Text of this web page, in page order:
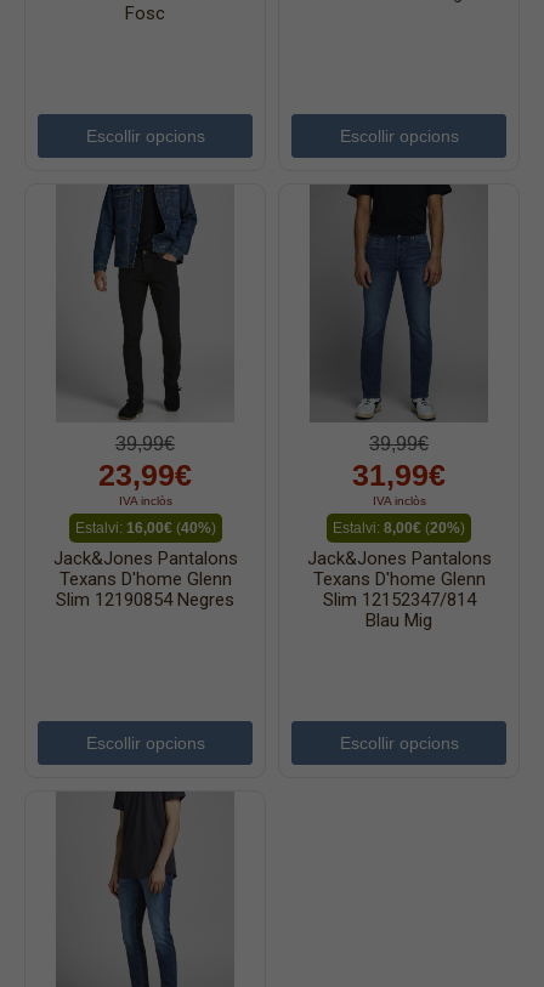
Bufandes i mocadors
Calçat
Gavardina estiu home
Gavardina hivern home
Mitjons
Pana dona
Roba interior
Fosc
Escollir opcions Escollir opcions
39,99€
23,99€
IVA inclòs
Estalvi: 16,00€(40%)
Jack&Jones Pantalons
Texans D'home Glenn
Slim 12190854 Negres
Escollir opcions
39,99€
31,99€
IVA inclòs
Estalvi: 8,00€ (20%)
Jack&Jones Pantalons
Texans D'home Glenn
Slim 12152347/814
Blau Mig
Escollir opcions